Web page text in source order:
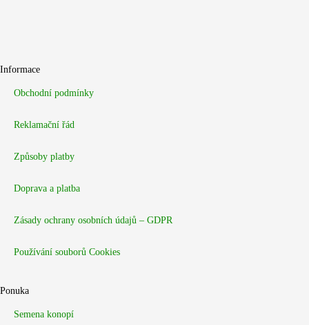
Informace
Obchodní podmínky
Reklamační řád
Způsoby platby
Doprava a platba
Zásady ochrany osobních údajů – GDPR
Používání souborů Cookies
Ponuka
Semena konopí